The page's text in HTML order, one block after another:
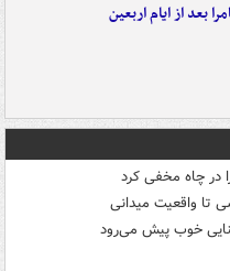
بعد از ایام اربعین
چاه مخفی کرد
تا واقعیت میدانی
خوب پیش می‌رود